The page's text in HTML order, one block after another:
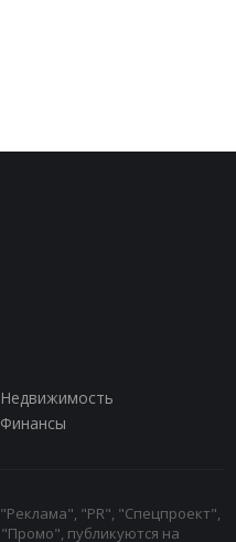
Недвижимость
Финансы
"PR", "Спецпроект",
публикуются на